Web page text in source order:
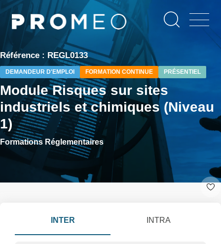
Aller
contenu
Référence : REGL0133
DEMANDEUR D'EMPLOI FORMATION CONTINUE PRÉSENTIEL
Module Risques sur sites
industriels et chimiques (Niveau
1)
Formations Réglementaires
INTER INTRA
Panneau de gestion des cookies